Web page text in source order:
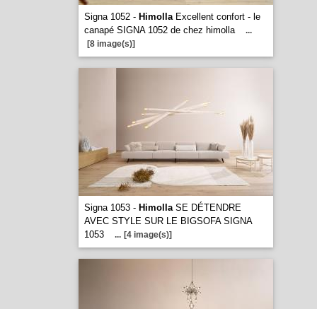
Signa 1052 - HimollaExcellent confort - le
canapé SIGNA 1052 de chez himolla
...
[8 image(s)]
Signa 1053 - HimollaSE DÉTENDRE
AVEC STYLE SUR LE BIGSOFA SIGNA
1053
... [4 image(s)]